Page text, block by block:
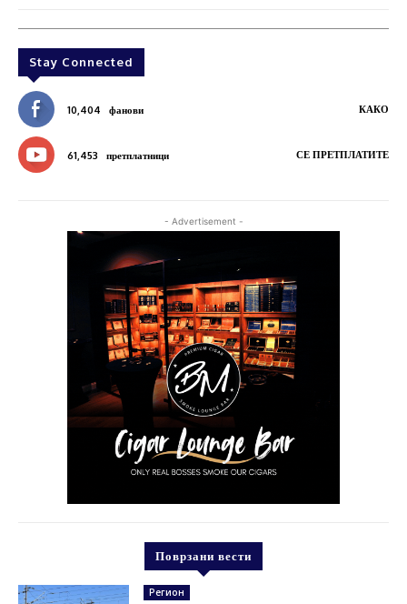
Stay Connected
10,404 фанови КАКО
61,453 претплатници СЕ ПРЕТПЛАТИТЕ
- Advertisement -
Поврзани вести
Регион